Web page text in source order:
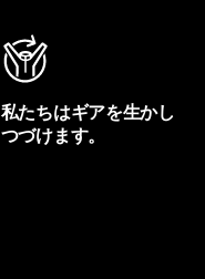
私たちはギアを生かし
つづけます。